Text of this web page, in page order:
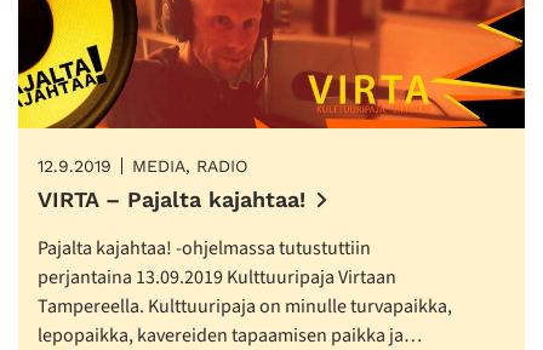
12.9.2019 MEDIA, RADIO
VIRTA – Pajalta kajahtaa!
Pajalta kajahtaa! -ohjelmassa tutustuttiin
perjantaina 13.09.2019 Kulttuuripaja Virtaan
Tampereella. Kulttuuripaja on minulle turvapaikka,
lepopaikka, kavereiden tapaamisen paikka ja…